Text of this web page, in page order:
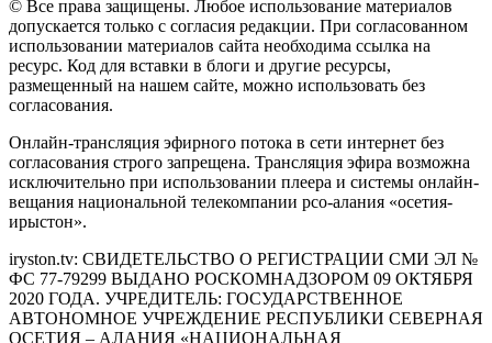
© Все права защищены. Любое использование материалов
допускается только с согласия редакции. При согласованном
использовании материалов сайта необходима ссылка на
ресурс. Код для вставки в блоги и другие ресурсы,
размещенный на нашем сайте, можно использовать без
согласования.
Онлайн-трансляция эфирного потока в сети интернет без
согласования строго запрещена. Трансляция эфира возможна
исключительно при использовании плеера и системы онлайн-
вещания национальной телекомпании рсо-алания «осетия-
ирыстон».
iryston.tv: CВИДЕТЕЛЬСТВО О РЕГИСТРАЦИИ СМИ ЭЛ №
ФС 77-79299 ВЫДАНО РОСКОМНАДЗОРОМ 09 ОКТЯБРЯ
2020 ГОДА. УЧРЕДИТЕЛЬ: ГОСУДАРСТВЕННОЕ
АВТОНОМНОЕ УЧРЕЖДЕНИЕ РЕСПУБЛИКИ СЕВЕРНАЯ
ОСЕТИЯ – АЛАНИЯ «НАЦИОНАЛЬНАЯ